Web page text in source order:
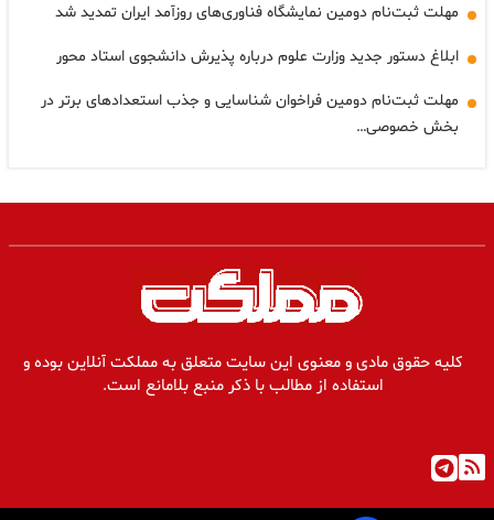
مهلت ثبت‌نام دومین نمایشگاه فناوری‌های روزآمد ایران تمدید شد
ابلاغ دستور جدید وزارت علوم درباره پذیرش دانشجوی استاد محور
مهلت ثبت‌نام دومین فراخوان شناسایی و جذب استعدادهای برتر در
بخش خصوصی…
کلیه حقوق مادی و معنوی این سایت متعلق به مملکت آنلاین بوده و
استفاده از مطالب با ذکر منبع بلامانع است.